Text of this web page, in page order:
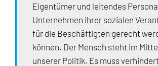
Eigentümer und leitendes
Unternehmen ihrer sozialen
für die Beschäftigten gerecht
können. Der Mensch steht im
unserer Politik. Es muss